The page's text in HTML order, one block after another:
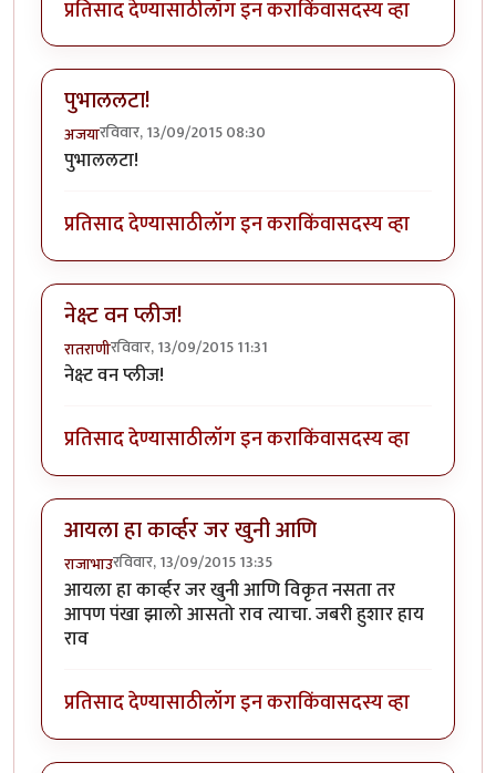
प्रतिसाद देण्यासाठीलॉग इन कराकिंवासदस्य व्हा
पुभाललटा!
अजयारविवार, 13/09/2015 08:30
पुभाललटा!
प्रतिसाद देण्यासाठीलॉग इन कराकिंवासदस्य व्हा
नेक्ष्ट वन प्लीज!
रातराणीरविवार, 13/09/2015 11:31
नेक्ष्ट वन प्लीज!
प्रतिसाद देण्यासाठीलॉग इन कराकिंवासदस्य व्हा
आयला हा कार्व्हर जर खुनी आणि
राजाभाउरविवार, 13/09/2015 13:35
आयला हा कार्व्हर जर खुनी आणि विकृत नसता तर
आपण पंखा झालो आसतो राव त्याचा. जबरी हुशार हाय
राव
प्रतिसाद देण्यासाठीलॉग इन कराकिंवासदस्य व्हा